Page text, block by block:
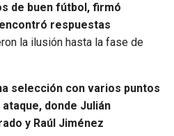
de buen fútbol, firmó
respuestas
la ilusión hasta la fase de
selección con varios puntos
donde Julián
y Raúl Jiménez